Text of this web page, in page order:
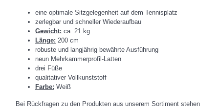
eine optimale Sitzgelegenheit auf dem Tennisplatz
zerlegbar und schneller Wiederaufbau
Gewicht: ca. 21 kg
Länge: 200 cm
robuste und langjährig bewährte Ausführung
neun Mehrkammerprofil-Latten
drei Füße
qualitativer Vollkunststoff
Farbe: Weiß
Bei Rückfragen zu den Produkten aus unserem Sortiment stehen